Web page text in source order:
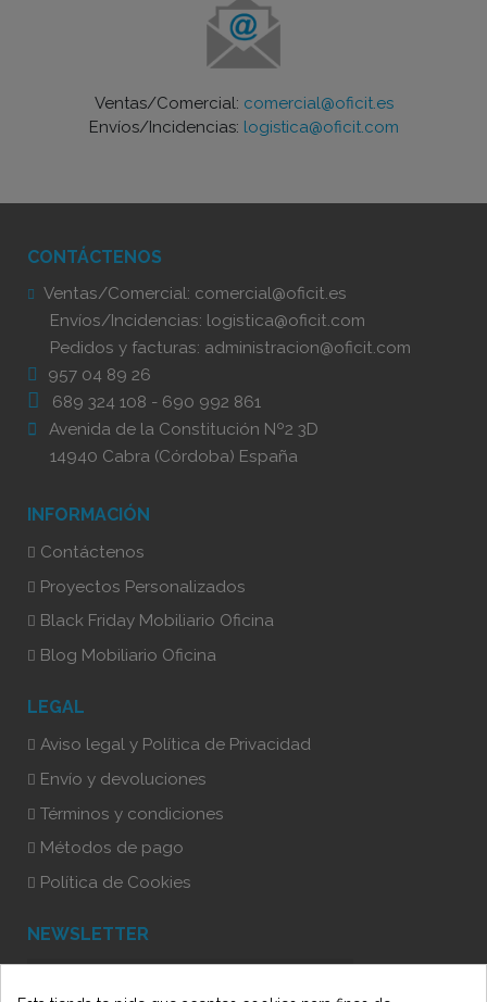
Ventas/Comercial: comercial@oficit.es
Envíos/Incidencias: logistica@oficit.com
CONTÁCTENOS
Ventas/Comercial: comercial@oficit.es
Envíos/Incidencias: logistica@oficit.com
Pedidos y facturas: administracion@oficit.com
957 04 89 26
689 324 108 - 690 992 861
Avenida de la Constitución Nº2 3D
14940 Cabra (Córdoba) España
INFORMACIÓN
Contáctenos
Proyectos Personalizados
Black Friday Mobiliario Oficina
Blog Mobiliario Oficina
LEGAL
Aviso legal y Política de Privacidad
Envío y devoluciones
Términos y condiciones
Métodos de pago
Política de Cookies
NEWSLETTER